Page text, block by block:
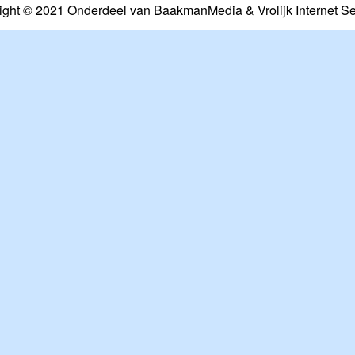
© 2021 Onderdeel van BaakmanMedia& Vrolijk Internet